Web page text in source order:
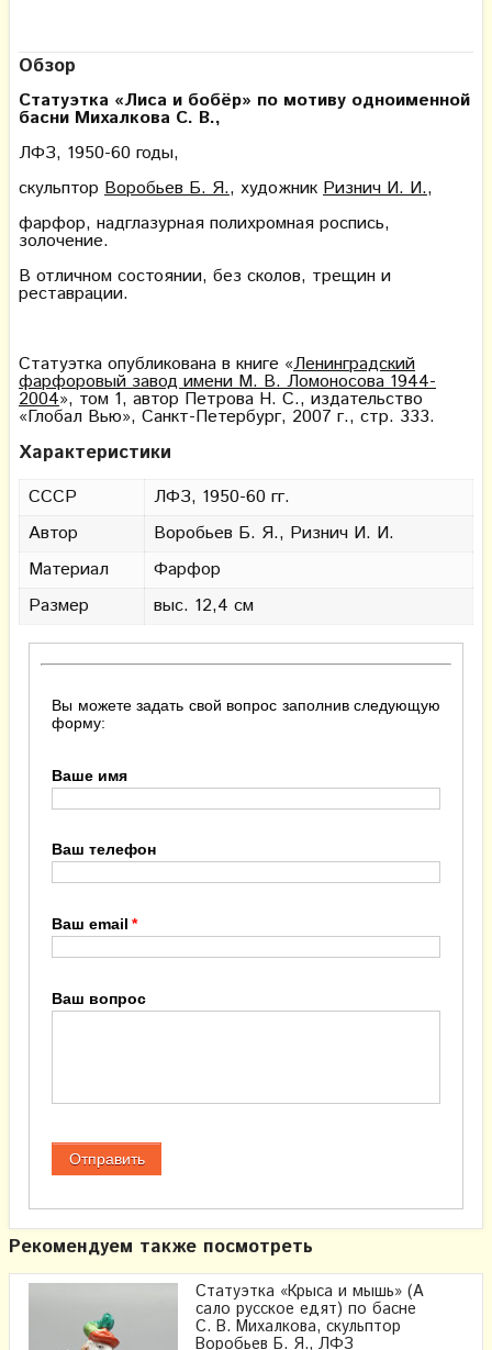
Обзор
Статуэтка «Лиса и бобёр» по мотиву одноименной
басни Михалкова С. В.,
ЛФЗ, 1950-60 годы,
скульптор Воробьев Б. Я., художник Ризнич И. И.,
фарфор, надглазурная полихромная роспись,
золочение.
В отличном состоянии, без сколов, трещин и
реставрации.
Статуэтка опубликована в книге «Ленинградский
фарфоровый завод имени М. В. Ломоносова 1944-
2004», том 1, автор Петрова Н. С., издательство
«Глобал Вью», Санкт-Петербург, 2007 г., стр. 333.
Характеристики
СССР
ЛФЗ, 1950-60 гг.
Автор
Воробьев Б. Я., Ризнич И. И.
Материал
Фарфор
Размер
выс. 12,4 см
Вы можете задать свой вопрос заполнив следующую
форму:
Ваше имя
Ваш телефон
Ваш email
Ваш вопрос
Рекомендуем также посмотреть
Статуэтка «Крыса и мышь» (А
сало русское едят) по басне
С. В. Михалкова, скульптор
Воробьев Б. Я., ЛФЗ